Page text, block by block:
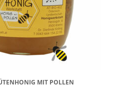
MIT POLLEN